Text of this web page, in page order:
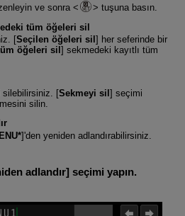
ve sonra
tuşuna basın.
tüm öğeleri sil
[Seçilen öğeleri sil ] her seferinde bir
öğeleri sil ] sekmedeki kayıtlı tüm
silebilirsiniz. [Sekmeyi sil] seçimi
silin.
]'den yeniden adlandırabilirsiniz.
adlandır] seçimi yapın.